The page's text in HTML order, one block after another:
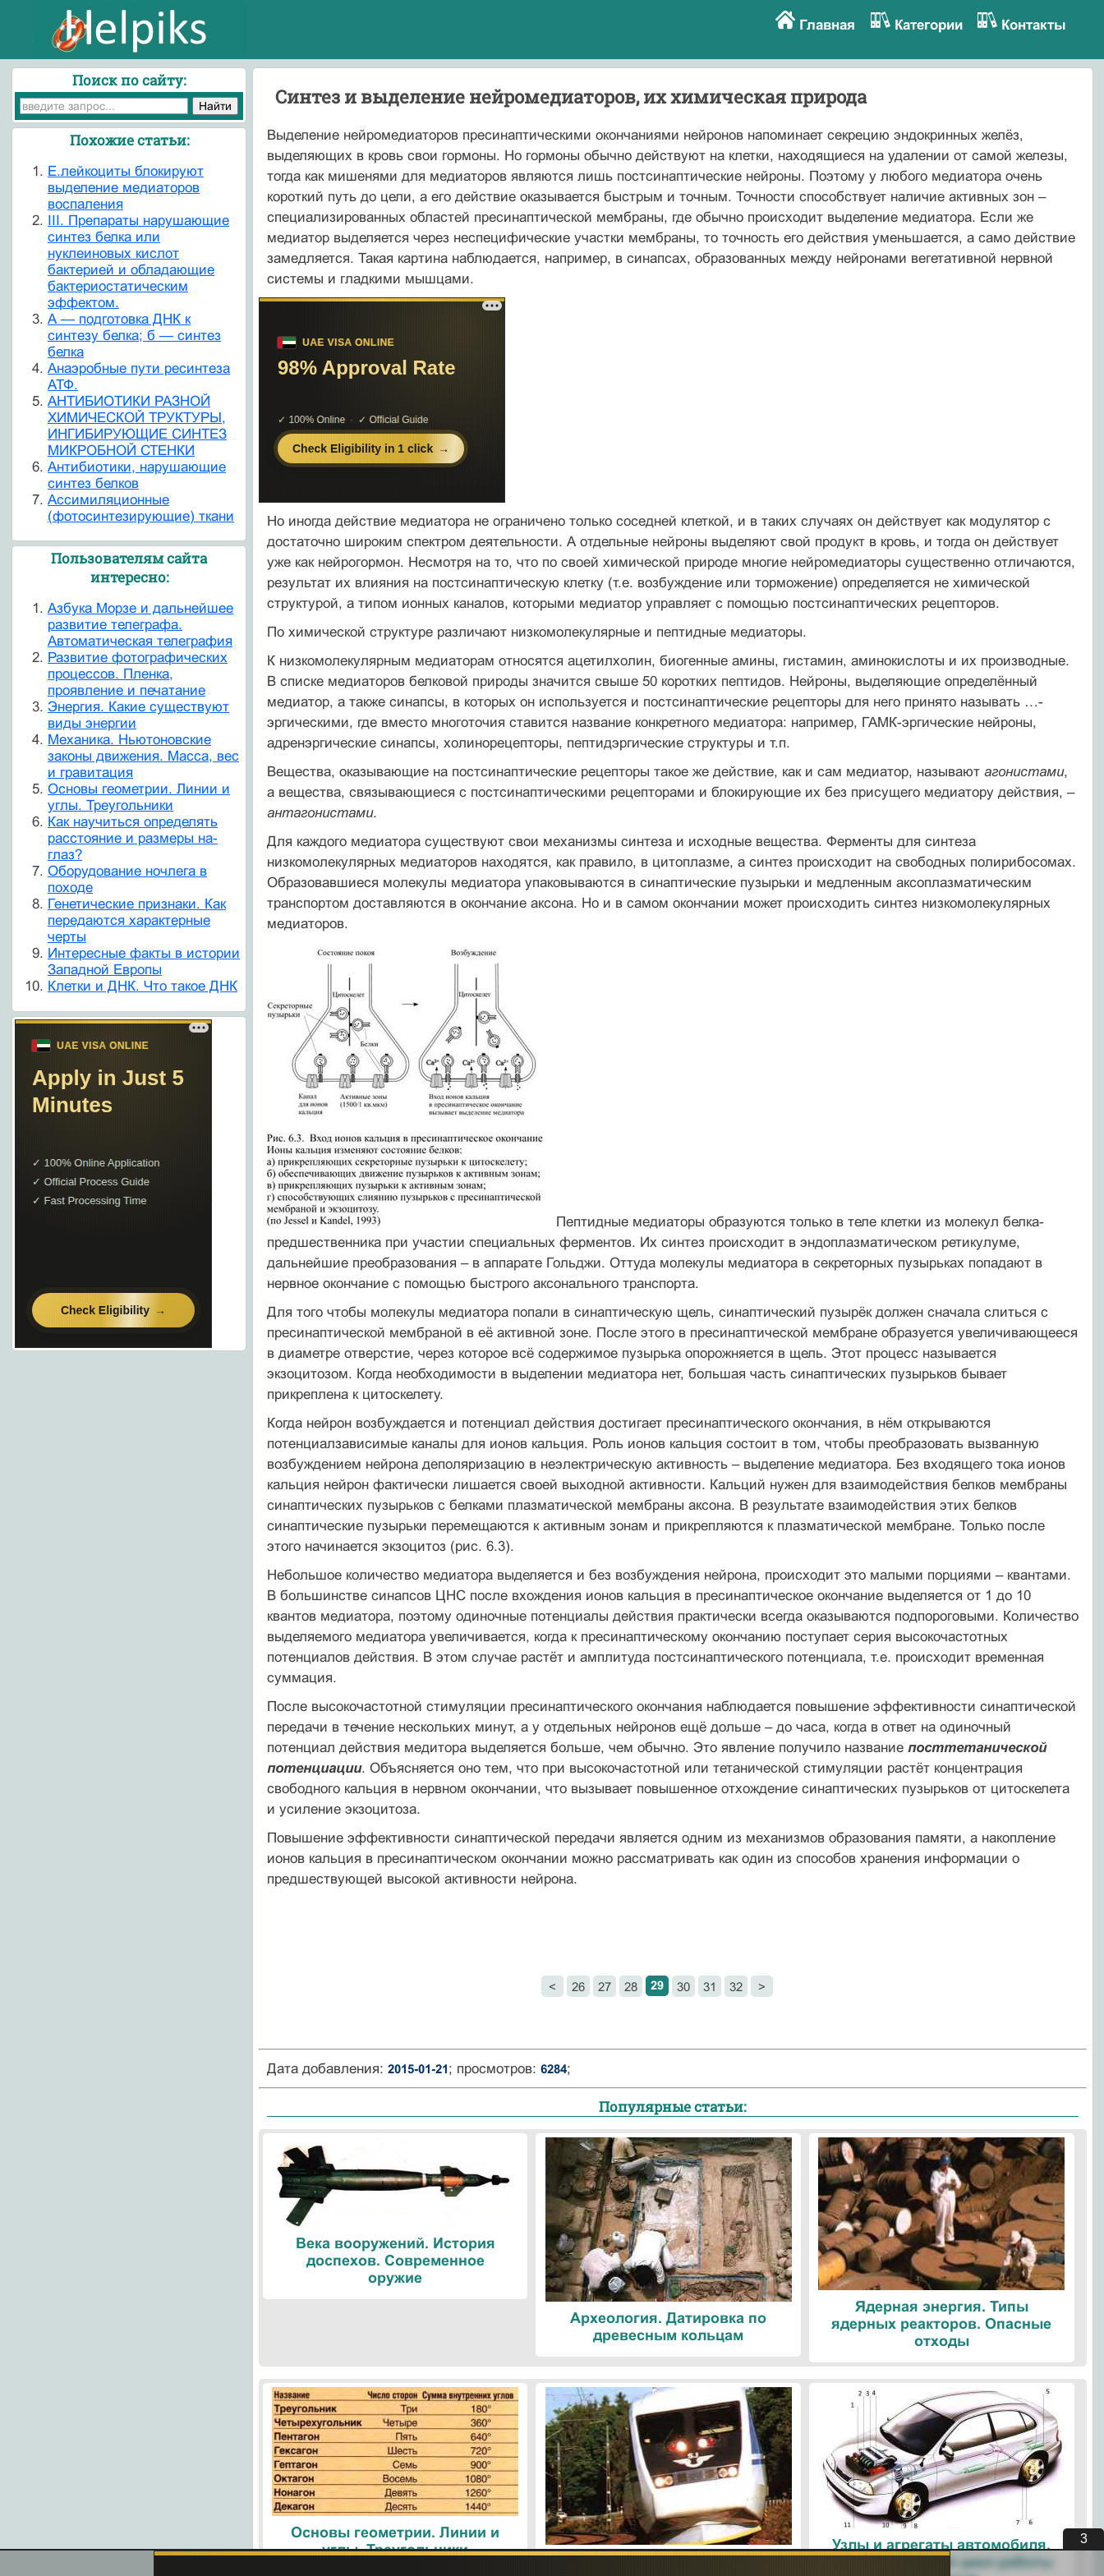
Главная Категории Контакты
Синтез и выделение нейромедиаторов, их химическая природа
Выделение нейромедиаторов пресинаптическими окончаниями нейронов напоминает секрецию эндокринных желёз,
выделяющих в кровь свои гормоны. Но гормоны обычно действуют на клетки, находящиеся на удалении от самой железы,
тогда как мишенями для медиаторов являются лишь постсинаптические нейроны. Поэтому у любого медиатора очень
короткий путь до цели, а его действие оказывается быстрым и точным. Точности способствует наличие активных зон –
специализированных областей пресинаптической мембраны, где обычно происходит выделение медиатора. Если же
медиатор выделяется через неспецифические участки мембраны, то точность его действия уменьшается, а само действие
замедляется. Такая картина наблюдается, например, в синапсах, образованных между нейронами вегетативной нервной
системы и гладкими мышцами.
Но иногда действие медиатора не ограничено только соседней клеткой, и в таких случаях он действует как модулятор с
достаточно широким спектром деятельности. А отдельные нейроны выделяют свой продукт в кровь, и тогда он действует
уже как нейрогормон. Несмотря на то, что по своей химической природе многие нейромедиаторы существенно отличаются,
результат их влияния на постсинаптическую клетку (т.е. возбуждение или торможение) определяется не химической
структурой, а типом ионных каналов, которыми медиатор управляет с помощью постсинаптических рецепторов.
По химической структуре различают низкомолекулярные и пептидные медиаторы.
К низкомолекулярным медиаторам относятся ацетилхолин, биогенные амины, гистамин, аминокислоты и их производные.
В списке медиаторов белковой природы значится свыше 50 коротких пептидов. Нейроны, выделяющие определённый
медиатор, а также синапсы, в которых он используется и постсинаптические рецепторы для него принято называть …-
эргическими, где вместо многоточия ставится название конкретного медиатора: например, ГАМК-эргические нейроны,
адренэргические синапсы, холинорецепторы, пептидэргические структуры и т.п.
Вещества, оказывающие на постсинаптические рецепторы такое же действие, как и сам медиатор, называют агонистами,
а вещества, связывающиеся с постсинаптическими рецепторами и блокирующие их без присущего медиатору действия, –
антагонистами.
Для каждого медиатора существуют свои механизмы синтеза и исходные вещества. Ферменты для синтеза
низкомолекулярных медиаторов находятся, как правило, в цитоплазме, а синтез происходит на свободных полирибосомах.
Образовавшиеся молекулы медиатора упаковываются в синаптические пузырьки и медленным аксоплазматическим
транспортом доставляются в окончание аксона. Но и в самом окончании может происходить синтез низкомолекулярных
медиаторов.
Пептидные медиаторы образуются только в теле клетки из молекул белка-
предшественника при участии специальных ферментов. Их синтез происходит в эндоплазматическом ретикулуме,
дальнейшие преобразования – в аппарате Гольджи. Оттуда молекулы медиатора в секреторных пузырьках попадают в
нервное окончание с помощью быстрого аксонального транспорта.
Для того чтобы молекулы медиатора попали в синаптическую щель, синаптический пузырёк должен сначала слиться с
пресинаптической мембраной в её активной зоне. После этого в пресинаптической мембране образуется увеличивающееся
в диаметре отверстие, через которое всё содержимое пузырька опорожняется в щель. Этот процесс называется
экзоцитозом. Когда необходимости в выделении медиатора нет, большая часть синаптических пузырьков бывает
прикреплена к цитоскелету.
Когда нейрон возбуждается и потенциал действия достигает пресинаптического окончания, в нём открываются
потенциалзависимые каналы для ионов кальция. Роль ионов кальция состоит в том, чтобы преобразовать вызванную
возбуждением нейрона деполяризацию в неэлектрическую активность – выделение медиатора. Без входящего тока ионов
кальция нейрон фактически лишается своей выходной активности. Кальций нужен для взаимодействия белков мембраны
синаптических пузырьков с белками плазматической мембраны аксона. В результате взаимодействия этих белков
синаптические пузырьки перемещаются к активным зонам и прикрепляются к плазматической мембране. Только после
этого начинается экзоцитоз (рис. 6.3).
Небольшое количество медиатора выделяется и без возбуждения нейрона, происходит это малыми порциями – квантами.
В большинстве синапсов ЦНС после вхождения ионов кальция в пресинаптическое окончание выделяется от 1 до 10
квантов медиатора, поэтому одиночные потенциалы действия практически всегда оказываются подпороговыми. Количество
выделяемого медиатора увеличивается, когда к пресинаптическому окончанию поступает серия высокочастотных
потенциалов действия. В этом случае растёт и амплитуда постсинаптического потенциала, т.е. происходит временная
суммация.
После высокочастотной стимуляции пресинаптического окончания наблюдается повышение эффективности синаптической
передачи в течение нескольких минут, а у отдельных нейронов ещё дольше – до часа, когда в ответ на одиночный
потенциал действия медитора выделяется больше, чем обычно. Это явление получило название посттетанической
потенциации. Объясняется оно тем, что при высокочастотной или тетанической стимуляции растёт концентрация
свободного кальция в нервном окончании, что вызывает повышенное отхождение синаптических пузырьков от цитоскелета
и усиление экзоцитоза.
Повышение эффективности синаптической передачи является одним из механизмов образования памяти, а накопление
ионов кальция в пресинаптическом окончании можно рассматривать как один из способов хранения информации о
предшествующей высокой активности нейрона.
< 26 27 28 29 30 31 32 >
Дата добавления: 2015-01-21; просмотров: 6284;
Популярные статьи:
Века вооружений. История
доспехов. Современное
оружие
Археология. Датировка по
древесным кольцам
Ядерная энергия. Типы
ядерных реакторов. Опасные
отходы
Основы геометрии. Линии и
углы. Треугольники
Поезда. Современные
Узлы и агрегаты автомобиля.
Четырехтактный цикл работы
Поиск по сайту:
Похожие статьи:
E.лейкоциты блокируют
выделение медиаторов
воспаления
III. Препараты нарушающие
синтез белка или
нуклеиновых кислот
бактерией и обладающие
бактериостатическим
эффектом.
А — подготовка ДНК к
синтезу белка; б — синтез
белка
Анаэробные пути ресинтеза
АТФ.
АНТИБИОТИКИ РАЗНОЙ
ХИМИЧЕСКОЙ ТРУКТУРЫ,
ИНГИБИРУЮЩИЕ СИНТЕЗ
МИКРОБНОЙ СТЕНКИ
Антибиотики, нарушающие
синтез белков
Ассимиляционные
(фотосинтезирующие) ткани
Пользователям сайта
интересно:
Азбука Морзе и дальнейшее
развитие телеграфа.
Автоматическая телеграфия
Развитие фотографических
процессов. Пленка,
проявление и печатание
Энергия. Какие существуют
виды энергии
Механика. Ньютоновские
законы движения. Масса, вес
и гравитация
Основы геометрии. Линии и
углы. Треугольники
Как научиться определять
расстояние и размеры на-
глаз?
Оборудование ночлега в
походе
Генетические признаки. Как
передаются характерные
черты
Интересные факты в истории
Западной Европы
Клетки и ДНК. Что такое ДНК
2